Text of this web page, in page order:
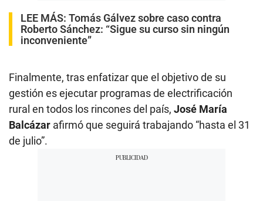
LEE MÁS: Tomás Gálvez sobre caso contra
Roberto Sánchez: “Sigue su curso sin ningún
inconveniente”
Finalmente, tras enfatizar que el objetivo de su
gestión es ejecutar programas de electrificación
rural en todos los rincones del país, José María
Balcázar afirmó que seguirá trabajando “hasta el 31
de julio”.